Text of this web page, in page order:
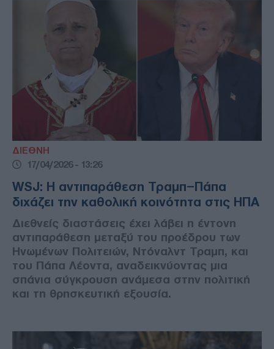
ΔΙΕΘΝΗ
17/04/2026 - 13:26
WSJ: H αντιπαράθεση Τραμπ–Πάπα
διχάζει την καθολική κοινότητα στις ΗΠΑ
Διεθνείς διαστάσεις έχει λάβει η έντονη
αντιπαράθεση μεταξύ του προέδρου των
Ηνωμένων Πολιτειών, Ντόναλντ Τραμπ, και
του Πάπα Λέοντα, αναδεικνύοντας μια
σπάνια σύγκρουση ανάμεσα στην πολιτική
και τη θρησκευτική εξουσία.